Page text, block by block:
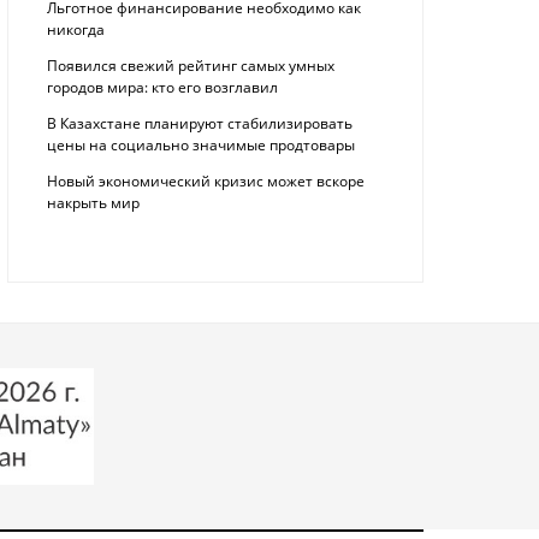
Льготное финансирование необходимо как
никогда
Появился свежий рейтинг самых умных
городов мира: кто его возглавил
В Казахстане планируют стабилизировать
цены на социально значимые продтовары
Новый экономический кризис может вскоре
накрыть мир